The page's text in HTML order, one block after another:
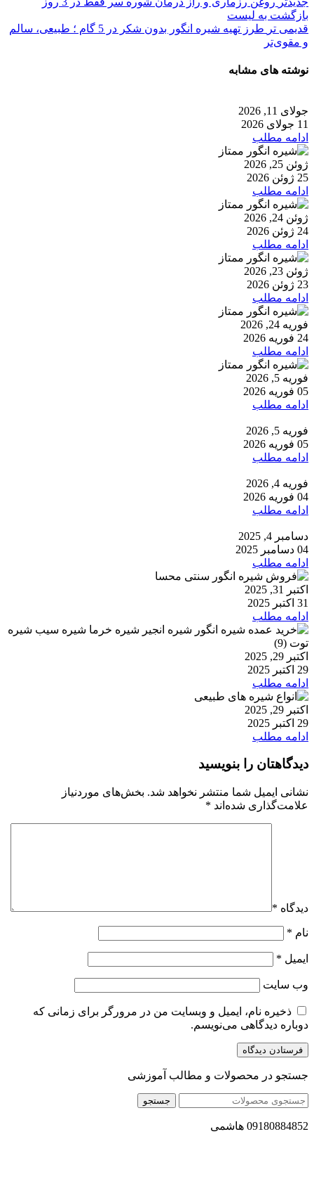
بازگشت به لیست
قدیمی تر
طرز تهیه شیره انگور بدون شکر در 5 گام ؛ طبیعی، سالم
و مقوی‌تر
نوشته های مشابه
جولای 11, 2026
11 جولای 2026
ادامه مطلب
ژوئن 25, 2026
25 ژوئن 2026
ادامه مطلب
ژوئن 24, 2026
24 ژوئن 2026
ادامه مطلب
ژوئن 23, 2026
23 ژوئن 2026
ادامه مطلب
فوریه 24, 2026
24 فوریه 2026
ادامه مطلب
فوریه 5, 2026
05 فوریه 2026
ادامه مطلب
فوریه 5, 2026
05 فوریه 2026
ادامه مطلب
فوریه 4, 2026
04 فوریه 2026
ادامه مطلب
دسامبر 4, 2025
04 دسامبر 2025
ادامه مطلب
اکتبر 31, 2025
31 اکتبر 2025
ادامه مطلب
اکتبر 29, 2025
29 اکتبر 2025
ادامه مطلب
اکتبر 29, 2025
29 اکتبر 2025
ادامه مطلب
دیدگاهتان را بنویسید
نشانی ایمیل شما منتشر نخواهد شد. بخش‌های موردنیاز
علامت‌گذاری شده‌اند *
دیدگاه *
نام *
ایمیل *
وب‌ سایت
ذخیره نام، ایمیل و وبسایت من در مرورگر برای زمانی که
دوباره دیدگاهی می‌نویسم.
جستجو در محصولات و مطالب آموزشی
جستجو
09180884852 هاشمی